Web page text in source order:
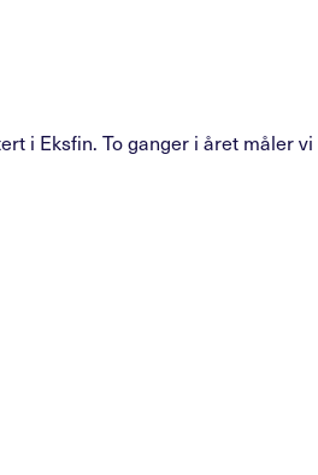
i Eksfin. To ganger i året måler vi